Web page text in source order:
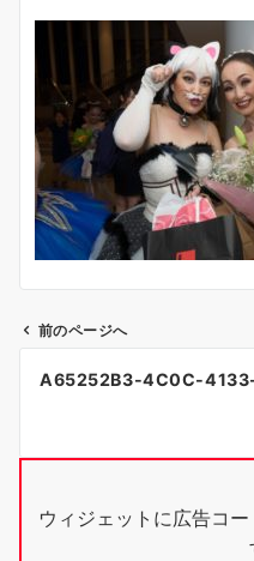
ゲ
前のページへ
A65252B3-4C0C-
ウィジェットに広告コ